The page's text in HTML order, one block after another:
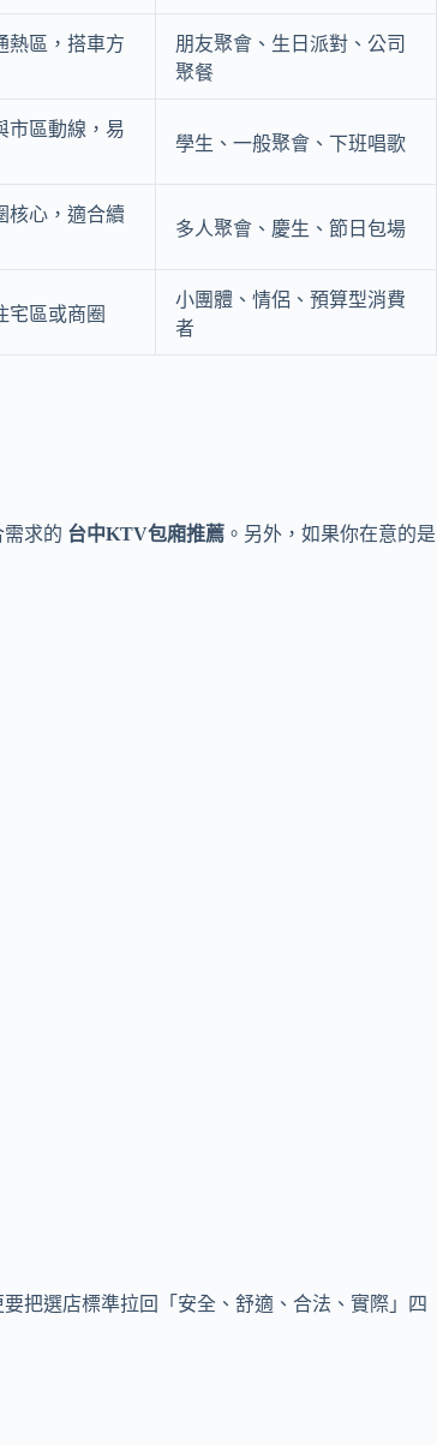
熱區，搭車方
朋友聚會、生日派對、公司
聚餐
市區動線，易
學生、一般聚會、下班唱歌
核心，適合續
多人聚會、慶生、節日包場
宅區或商圈
小團體、情侶、預算型消費
者
求的 台中KTV包廂推薦 。另外，如果你在意的是
把選店標準拉回「安全、舒適、合法、實際」四